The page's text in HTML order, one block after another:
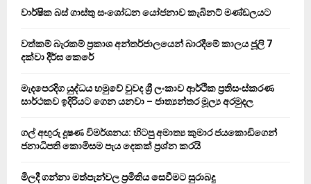
r
වාර්ෂික බස් ගාස්තු සංශෝධන යෝජනාව කැබිනට් මණ්ඩලයට
වත්කම් බැරකම් ප්‍රකාශ අන්තර්ජාලයෙන් බාරදීමේ කාලය ජූලි 7
දක්වා දීර්ඝ කෙරේ
මැදපෙරදිග යුද්ධය හමුවේ වුවද ශ්‍රී ලංකාව ආර්ථික ප්‍රතිසංස්කරණ
සාර්ථකව ඉදිරියට ගෙන යනවා – ජාත්‍යන්තර මූල්‍ය අරමුදල
ගල් අඟුරු දූෂණ විමර්ශනය: හිටපු අමාත්‍ය කුමාර ජයකොඩිගෙන්
ජනාධිපති කොමිසම පැය දෙකක් ප්‍රශ්න කරයි
මිලදී ගන්නා මත්පැන්වල ප්‍රමිතිය සෙවීමට සුරාබදු